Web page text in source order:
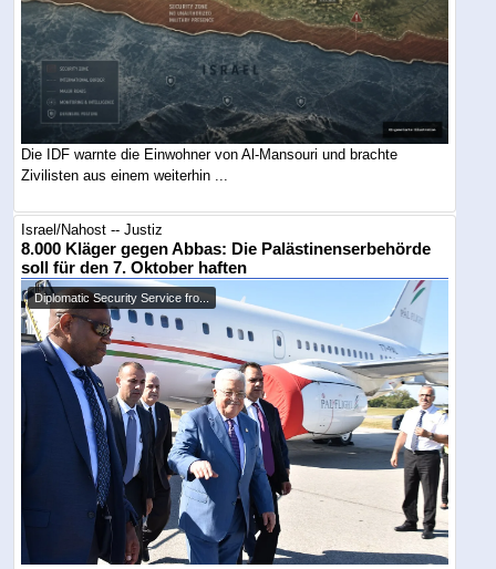
Die IDF warnte die Einwohner von Al-Mansouri und brachte
Zivilisten aus einem weiterhin ...
Israel/Nahost -- Justiz
8.000 Kläger gegen Abbas: Die Palästinenserbehörde
soll für den 7. Oktober haften
Diplomatic Security Service fro...